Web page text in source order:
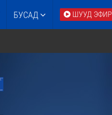
БУСАД ШУУД ЭФИР